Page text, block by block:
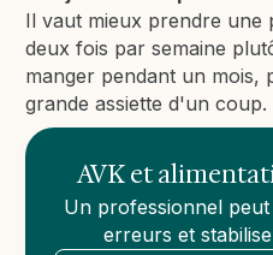
Il vaut mieux prendre une
deux fois par semaine
manger pendant un mois,
grande assiette d'un coup.
AVK et
Un professionnel
erreurs et